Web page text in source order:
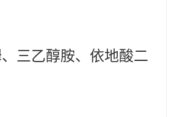
三乙醇胺、依地酸二